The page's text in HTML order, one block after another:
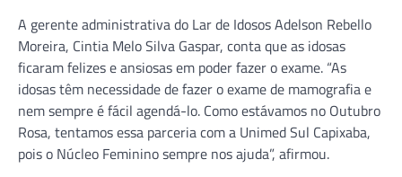
A gerente administrativa do Lar de Idosos Adelson Rebello
Moreira, Cintia Melo Silva Gaspar, conta que as idosas
ficaram felizes e ansiosas em poder fazer o exame. “As
idosas têm necessidade de fazer o exame de mamografia e
nem sempre é fácil agendá-lo. Como estávamos no Outubro
Rosa, tentamos essa parceria com a Unimed Sul Capixaba,
pois o Núcleo Feminino sempre nos ajuda”, afirmou.